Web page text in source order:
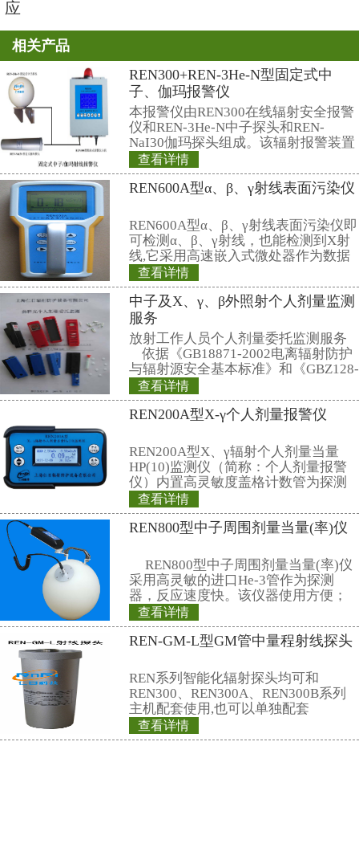
民币)。
当地机构正在呼吁猎人们对这些野
但它们繁殖的速度太快，人们可以
策。
这些野猪由于食用带有放射性的庄
茎和小动物而受到了核辐射的污染
野猪肉是最健康的红肉之一，它们
比家养猪肉瘦肉更多。但福岛的
么回事了。科学家检测了该地区的
现，其中放射性元素铯-137的含量
人类可摄入量高出了300倍。
福岛第一核电站的运作人员近日启
冷藏系统，准备用它来建造一堵前
冰墙，将受损的核电站包围起来。
准备分阶段开启该系统，方便对其
和调整。该公司已经开启了靠近
防止污水流入太平洋中，接下来再
应
相关产品
子、伽玛报警仪
本报警仪由
仪和REN-3He-N中